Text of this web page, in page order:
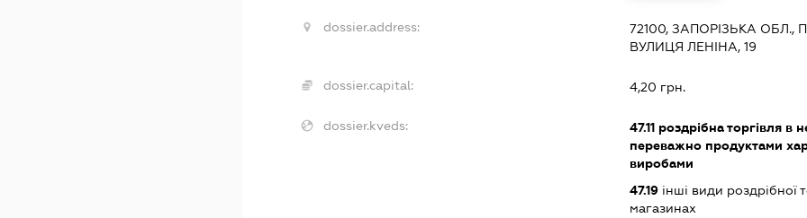
dossier.address:
72100, ЗАПОРІЗЬКА
ВУЛИЦЯ ЛЕНІНА, 19
dossier.capital: 4,20 грн.
dossier.kveds: 47.11роздрібна торгівля в
переважно продуктами
виробами
47.19інші види роздрібної
магазинах